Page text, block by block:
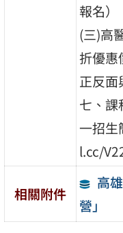
報名）
(三)高
折優惠
正反面
七、課
一招
l.cc/
相關附件
高
營」